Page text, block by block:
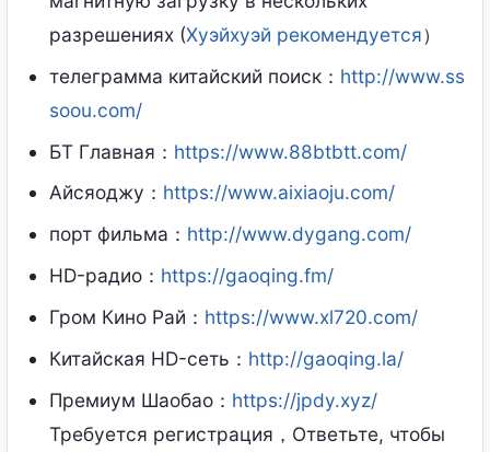
разрешениях (Хуэйхуэй рекомендуется）
телеграмма китайский поиск： http://www.ss
soou.com/
БТ Главная： https://www.88btbtt.com/
Айсяоджу： https://www.aixiaoju.com/
порт фильма： http://www.dygang.com/
HD-радио： https://gaoqing.fm/
Гром Кино Рай： https://www.xl720.com/
Китайская HD-сеть： http://gaoqing.la/
Премиум Шаобао： https://jpdy.xyz/
Требуется регистрация，Ответьте, чтобы